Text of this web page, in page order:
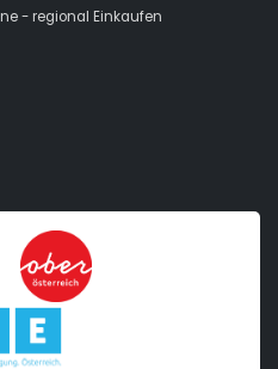
- regional Einkaufen